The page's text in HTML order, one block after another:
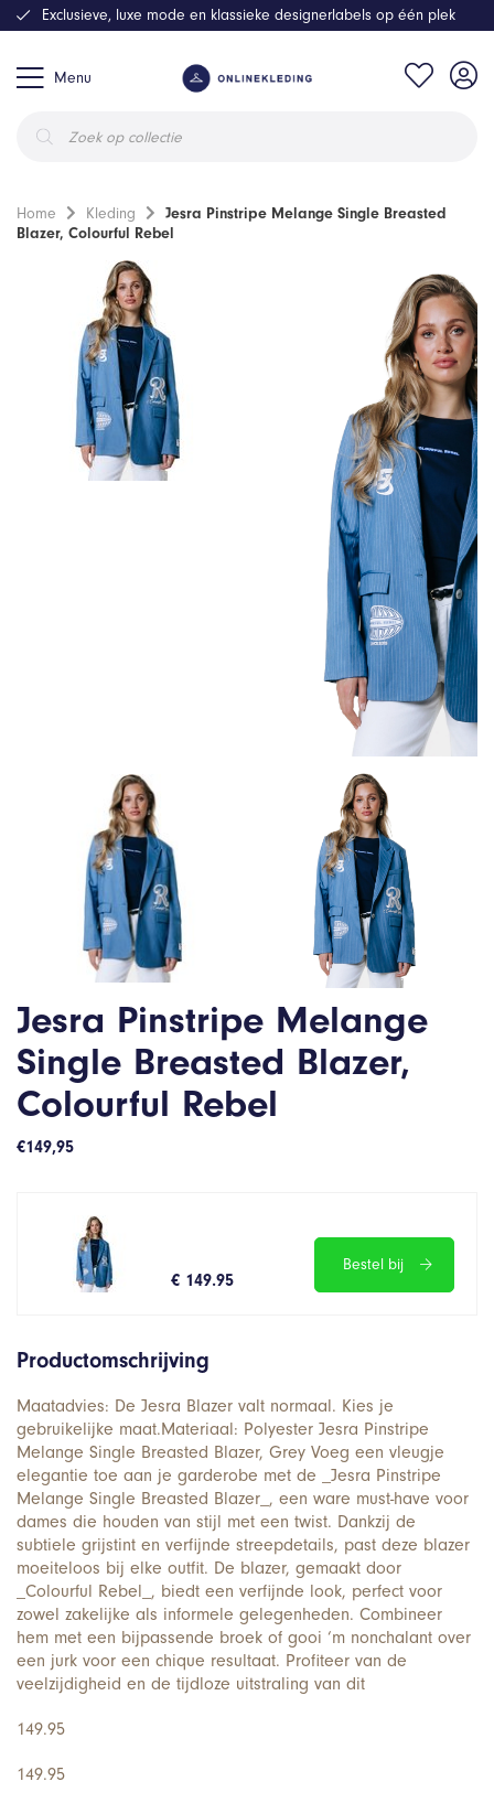
Menu
zoeken
Exclusieve, luxe mode en klassieke designerlabels op één plek
Home Kleding
Jesra Pinstripe Melange Single Breasted
Blazer, Colourful Rebel
Jesra Pinstripe Melange
Single Breasted Blazer,
Colourful Rebel
€149,95
€ 149.95
Bestel bij
Productomschrijving
Maatadvies: De Jesra Blazer valt normaal. Kies je
gebruikelijke maat.Materiaal: Polyester Jesra Pinstripe
Melange Single Breasted Blazer, Grey Voeg een vleugje
elegantie toe aan je garderobe met de _Jesra Pinstripe
Melange Single Breasted Blazer_, een ware must-have voor
dames die houden van stijl met een twist. Dankzij de
subtiele grijstint en verfijnde streepdetails, past deze blazer
moeiteloos bij elke outfit. De blazer, gemaakt door
_Colourful Rebel_, biedt een verfijnde look, perfect voor
zowel zakelijke als informele gelegenheden. Combineer
hem met een bijpassende broek of gooi ‘m nonchalant over
een jurk voor een chique resultaat. Profiteer van de
veelzijdigheid en de tijdloze uitstraling van dit
149.95
149.95